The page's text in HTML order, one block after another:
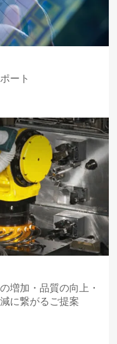
V300が日本力（にっ
賞しました。
ープンしました。
た。
業のお知らせ
キノ特設サイト】オ
ート
増加・品質の向上・
に繋がるご提案